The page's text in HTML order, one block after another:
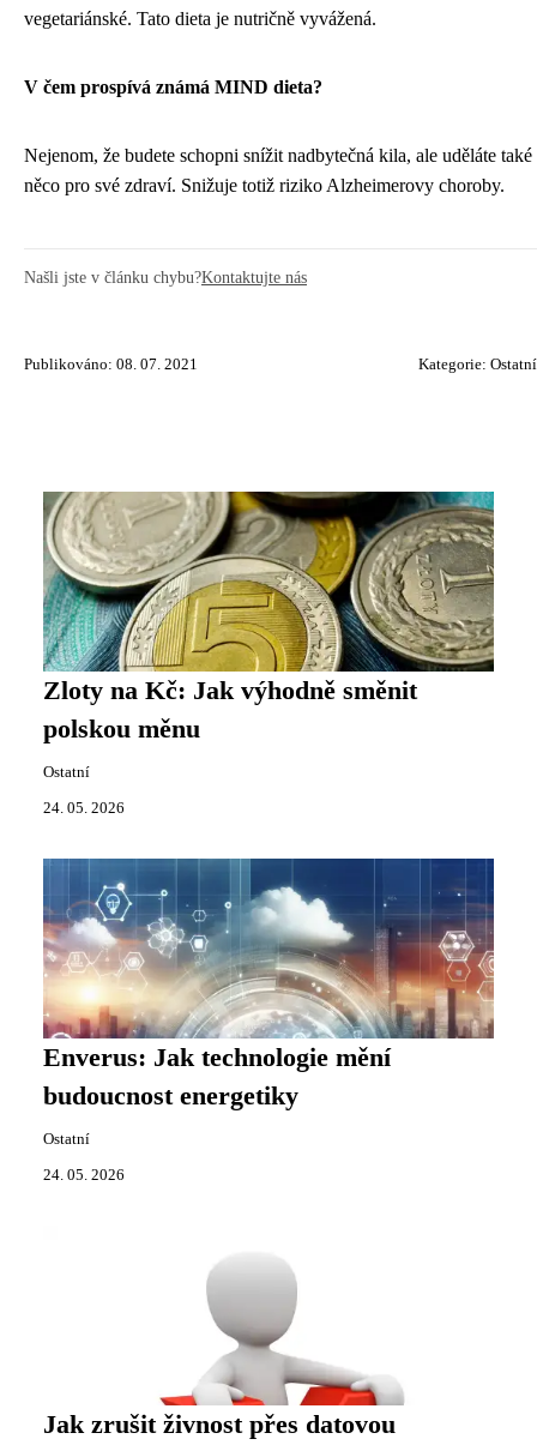
vegetariánské. Tato dieta je nutričně vyvážená.
V čem prospívá známá MIND dieta?
Nejenom, že budete schopni snížit nadbytečná kila, ale uděláte také
něco pro své zdraví. Snižuje totiž riziko Alzheimerovy choroby.
Našli jste v článku chybu?Kontaktujte nás
Publikováno: 08. 07. 2021 Kategorie: Ostatní
Zloty na Kč: Jak výhodně směnit
polskou měnu
Ostatní
24. 05. 2026
Enverus: Jak technologie mění
budoucnost energetiky
Ostatní
24. 05. 2026
Jak zrušit živnost přes datovou